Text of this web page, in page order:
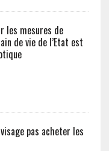
les mesures de
de vie de l’Etat est
pas acheter les